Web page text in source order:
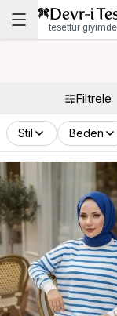
tesettür giyimde
Filtrele
Stil Beden